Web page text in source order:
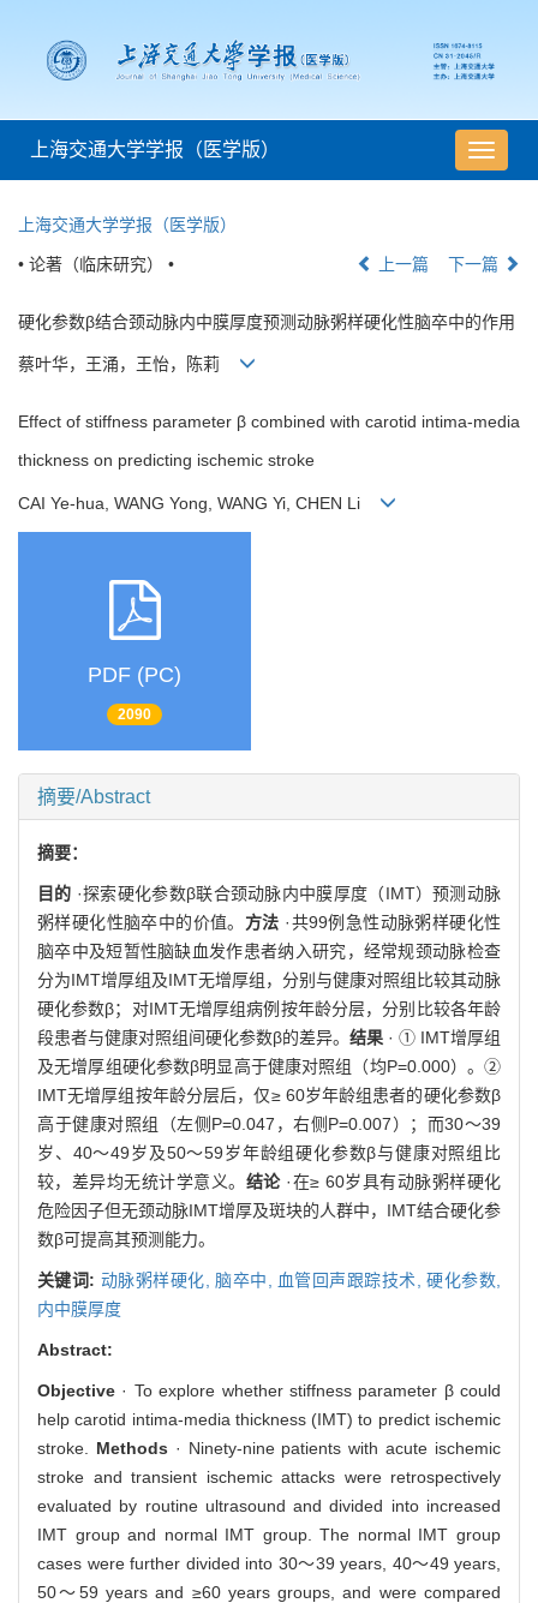
导
航
上海交通大学学报（医学版）
上海交通大学学报（医学版）
• 论著（临床研究） • 上一篇 下一篇
硬化参数β结合颈动脉内中膜厚度预测动脉粥样硬化性脑卒中的作用
蔡叶华，王涌，王怡，陈莉
Effect of stiffness parameter β combined with carotid intima-media
thickness on predicting ischemic stroke
CAI Ye-hua, WANG Yong, WANG Yi, CHEN Li
PDF (PC)
2090
摘要/Abstract
摘要：
目的 ·探索硬化参数β联合颈动脉内中膜厚度（IMT）预测动脉
粥样硬化性脑卒中的价值。 方法 ·共99例急性动脉粥样硬化性
脑卒中及短暂性脑缺血发作患者纳入研究，经常规颈动脉检查
分为IMT增厚组及IMT无增厚组，分别与健康对照组比较其动脉
硬化参数β；对IMT无增厚组病例按年龄分层，分别比较各年龄
段患者与健康对照组间硬化参数β的差异。 结果 · ① IMT增厚组
及无增厚组硬化参数β明显高于健康对照组（均P=0.000）。②
IMT无增厚组按年龄分层后，仅≥ 60岁年龄组患者的硬化参数β
高于健康对照组（左侧P=0.047，右侧P=0.007）；而30～39
岁、40～49岁及50～59岁年龄组硬化参数β与健康对照组比
较，差异均无统计学意义。 结论·在≥ 60岁具有动脉粥样硬化
危险因子但无颈动脉IMT增厚及斑块的人群中，IMT结合硬化参
数β可提高其预测能力。
关键词: 动脉粥样硬化, 脑卒中, 血管回声跟踪技术,硬化参数,
内中膜厚度
Abstract:
Objective · To explore whether stiffness parameter β could
help carotid intima-media thickness (IMT) to predict ischemic
stroke. Methods · Ninety-nine patients with acute ischemic
stroke and transient ischemic attacks were retrospectively
evaluated by routine ultrasound and divided into increased
IMT group and normal IMT group. The normal IMT group
cases were further divided into 30～39 years, 40～49 years,
50～59 years and ≥60 years groups, and were compared